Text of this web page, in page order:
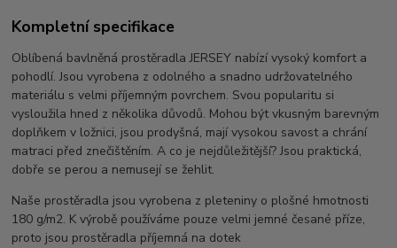
Kompletní specifikace
Oblíbená bavlněná prostěradla JERSEY nabízí vysoký komfort a
pohodlí. Jsou vyrobena z odolného a snadno udržovatelného
materiálu s velmi příjemným povrchem. Svou popularitu si
vysloužila hned z několika důvodů. Mohou být vkusným barevným
doplňkem v ložnici, jsou prodyšná, mají vysokou savost a chrání
matraci před znečištěním. A co je nejdůležitější? Jsou praktická,
dobře se perou a nemusejí se žehlit.
Naše prostěradla jsou vyrobena z pleteniny o plošné hmotnosti
180 g/m2. K výrobě používáme pouze velmi jemné česané příze,
proto jsou prostěradla příjemná na dotek